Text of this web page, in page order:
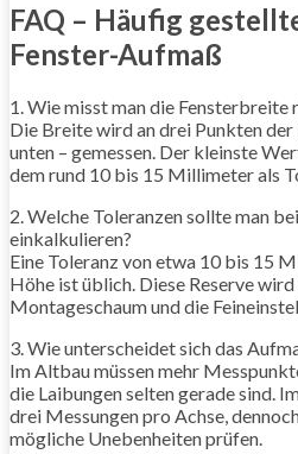
FAQ – Häufig
Fenster-Aufmaß
1. Wie misst man die Fensterbreite
Die Breite wird an drei Punkten
unten – gemessen. Der kleinste
dem rund 10 bis 15 Millimeter als
2. Welche Toleranzen sollte man
einkalkulieren?
Eine Toleranz von etwa 10 bis 15
Höhe ist üblich. Diese Reserve
Montageschaum und die
3. Wie unterscheidet sich das
Im Altbau müssen mehr
die Laibungen selten gerade sind.
drei Messungen pro Achse,
mögliche Unebenheiten prüfen.